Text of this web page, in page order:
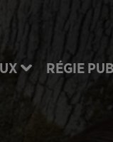
RÉGIE PUB